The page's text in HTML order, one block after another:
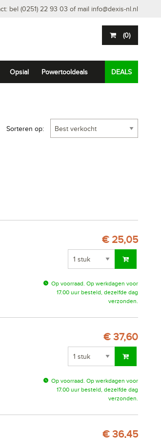
bel (0251) 22 93 03 of mail info@dexis-nl.nl
(0)
Opsial Powertooldeals DEALS
Sorteren op:
€ 25,05
Op voorraad. Op werkdagen voor
17.00 uur besteld, dezelfde dag
verzonden.
€ 37,60
Op voorraad. Op werkdagen voor
17.00 uur besteld, dezelfde dag
verzonden.
€ 36,45